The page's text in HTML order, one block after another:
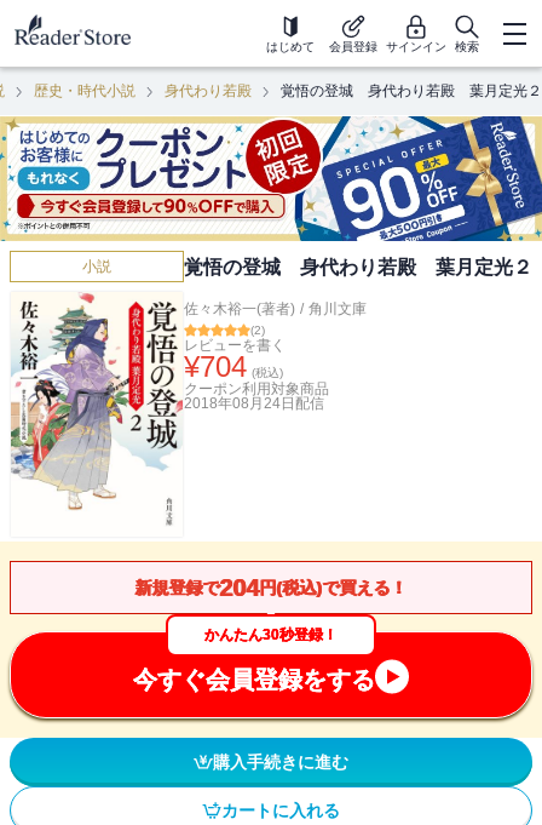
はじめて 会員登録 サインイン 検索
歴史・時代小説 身代わり若殿 覚悟の登城 身代わり若殿 葉月定光２
小説 覚悟の登城 身代わり若殿 葉月定光２
佐々木裕一(著者) / 角川文庫
(2)
レビューを書く
¥704 (税込)
クーポン利用対象商品
2018年08月24日 配信
新規登録で204円(税込)で買える！
かんたん30秒登録！
今すぐ会員登録をする
購入手続きに進む
カートに入れる